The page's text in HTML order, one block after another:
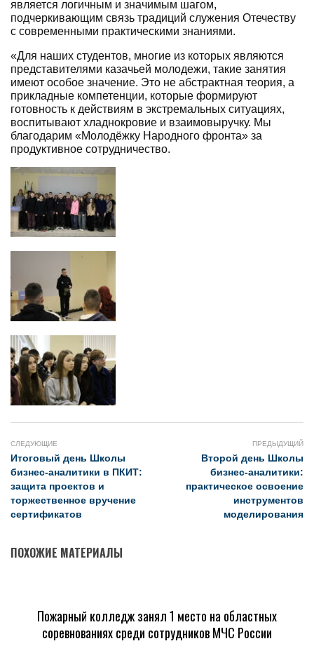
является логичным и значимым шагом,
подчеркивающим связь традиций служения Отечеству
с современными практическими знаниями.
«Для наших студентов, многие из которых являются
представителями казачьей молодежи, такие занятия
имеют особое значение. Это не абстрактная теория, а
прикладные компетенции, которые формируют
готовность к действиям в экстремальных ситуациях,
воспитывают хладнокровие и взаимовыручку. Мы
благодарим «Молодёжку Народного фронта» за
продуктивное сотрудничество.
СЛЕДУЮЩИЕ
Итоговый день Школы
бизнес-аналитики в ПКИТ:
защита проектов и
торжественное вручение
сертификатов
ПРЕДЫДУЩИЙ
Второй день Школы
бизнес-аналитики:
практическое освоение
инструментов
моделирования
ПОХОЖИЕ МАТЕРИАЛЫ
Пожарный колледж занял 1 место на областных
соревнованиях среди сотрудников МЧС России